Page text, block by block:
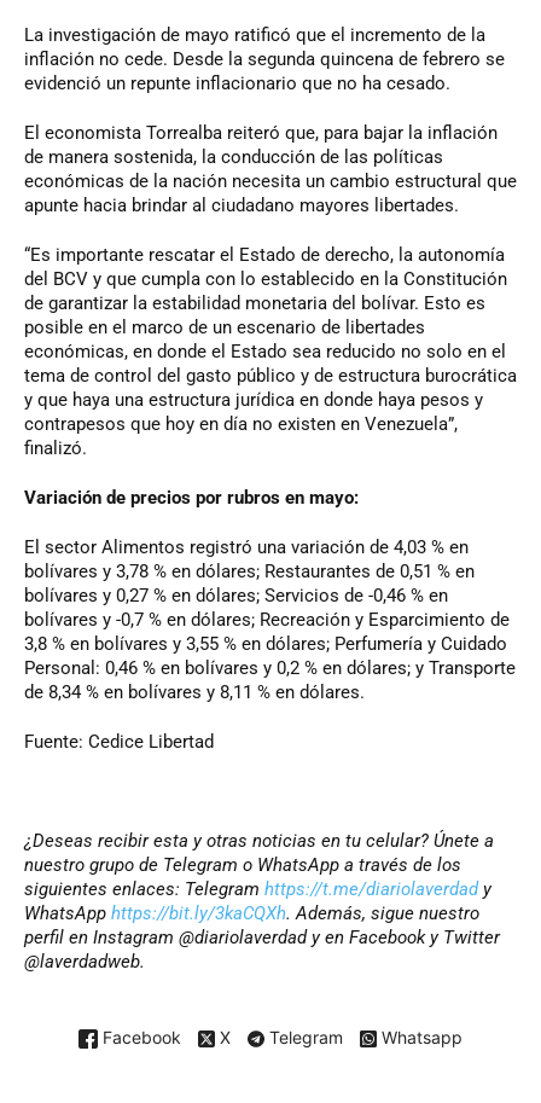
La investigación de mayo ratificó que el incremento de la
inflación no cede. Desde la segunda quincena de febrero se
evidenció un repunte inflacionario que no ha cesado.
El economista Torrealba reiteró que, para bajar la inflación
de manera sostenida, la conducción de las políticas
económicas de la nación necesita un cambio estructural que
apunte hacia brindar al ciudadano mayores libertades.
“Es importante rescatar el Estado de derecho, la autonomía
del BCV y que cumpla con lo establecido en la Constitución
de garantizar la estabilidad monetaria del bolívar. Esto es
posible en el marco de un escenario de libertades
económicas, en donde el Estado sea reducido no solo en el
tema de control del gasto público y de estructura burocrática
y que haya una estructura jurídica en donde haya pesos y
contrapesos que hoy en día no existen en Venezuela”,
finalizó.
Variación de precios por rubros en mayo:
El sector Alimentos registró una variación de 4,03 % en
bolívares y 3,78 % en dólares; Restaurantes de 0,51 % en
bolívares y 0,27 % en dólares; Servicios de -0,46 % en
bolívares y -0,7 % en dólares; Recreación y Esparcimiento de
3,8 % en bolívares y 3,55 % en dólares; Perfumería y Cuidado
Personal: 0,46 % en bolívares y 0,2 % en dólares; y Transporte
de 8,34 % en bolívares y 8,11 % en dólares.
Fuente: Cedice Libertad
¿Deseas recibir esta y otras noticias en tu celular? Únete a
nuestro grupo de Telegram o WhatsApp a través de los
siguientes enlaces: Telegram https://t.me/diariolaverdady
WhatsApp https://bit.ly/3kaCQXh. Además, sigue nuestro
perfil en Instagram @diariolaverdad y en Facebook y Twitter
@laverdadweb.
Facebook X Telegram Whatsapp